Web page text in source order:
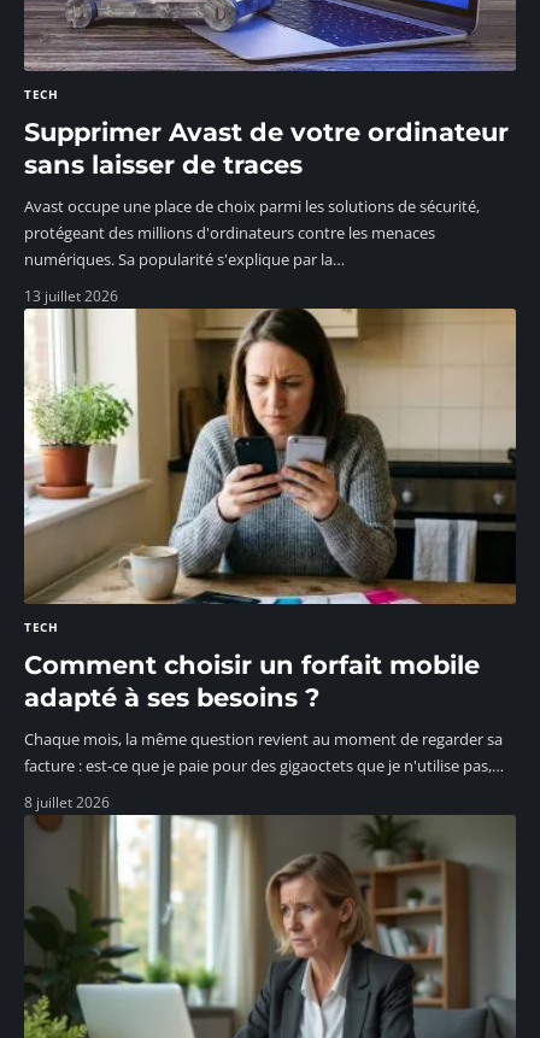
TECH
Supprimer Avast de votre ordinateur
sans laisser de traces
Avast occupe une place de choix parmi les solutions de sécurité,
protégeant des millions d'ordinateurs contre les menaces
numériques. Sa popularité s'explique par la…
13 juillet 2026
TECH
Comment choisir un forfait mobile
adapté à ses besoins ?
Chaque mois, la même question revient au moment de regarder sa
facture : est-ce que je paie pour des gigaoctets que je n'utilise pas,…
8 juillet 2026